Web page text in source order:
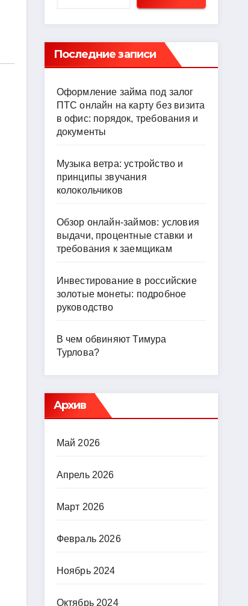
Последние записи
Оформление займа под залог
ПТС онлайн на карту без визита
в офис: порядок, требования и
документы
Музыка ветра: устройство и
принципы звучания
колокольчиков
Обзор онлайн-займов: условия
выдачи, процентные ставки и
требования к заемщикам
Инвестирование в российские
золотые монеты: подробное
руководство
В чем обвиняют Тимура
Турлова?
Архив
Май 2026
Апрель 2026
Март 2026
Февраль 2026
Ноябрь 2024
Октябрь 2024